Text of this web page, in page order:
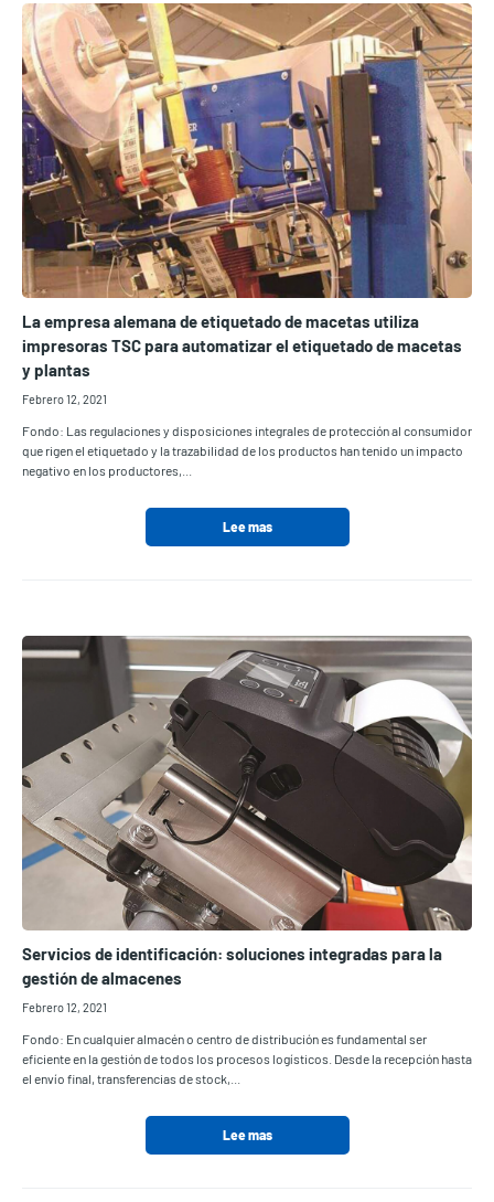
La empresa alemana de etiquetado de macetas utiliza
impresoras TSC para automatizar el etiquetado de macetas
y plantas
Febrero 12, 2021
Fondo: Las regulaciones y disposiciones integrales de protección al consumidor
que rigen el etiquetado y la trazabilidad de los productos han tenido un impacto
negativo en los productores,...
Lee mas
Servicios de identificación: soluciones integradas para la
gestión de almacenes
Febrero 12, 2021
Fondo: En cualquier almacén o centro de distribución es fundamental ser
eficiente en la gestión de todos los procesos logísticos. Desde la recepción hasta
el envío final, transferencias de stock,...
Lee mas